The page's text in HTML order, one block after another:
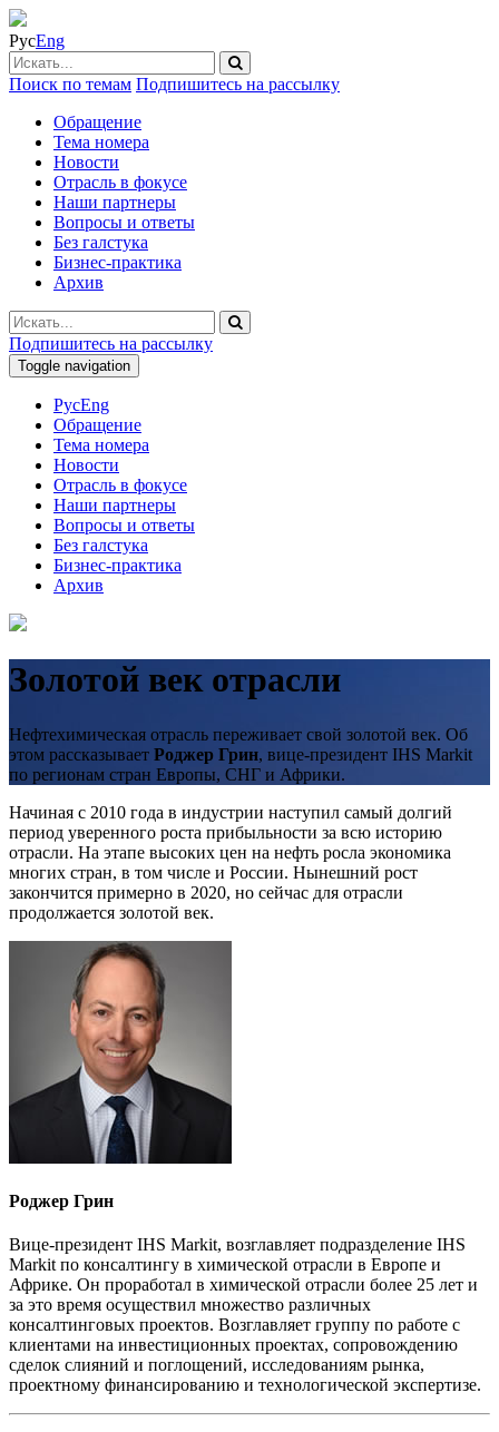
РусEng
Поиск по темам Подпишитесь на рассылку
Обращение
Тема номера
Новости
Отрасль в фокусе
Наши партнеры
Вопросы и ответы
Без галстука
Бизнес-практика
Архив
Подпишитесь на рассылку
Toggle navigation
РусEng
Обращение
Тема номера
Новости
Отрасль в фокусе
Наши партнеры
Вопросы и ответы
Без галстука
Бизнес-практика
Архив
Золотой век отрасли
Нефтехимическая отрасль переживает свой золотой век. Об
этом рассказывает Роджер Грин, вице-президент IHS Markit
по регионам стран Европы, СНГ и Африки.
Начиная с 2010 года в индустрии наступил самый долгий
период уверенного роста прибыльности за всю историю
отрасли. На этапе высоких цен на нефть росла экономика
многих стран, в том числе и России. Нынешний рост
закончится примерно в 2020, но сейчас для отрасли
продолжается золотой век.
Роджер Грин
Вице-президент IHS Markit, возглавляет подразделение IHS
Markit по консалтингу в химической отрасли в Европе и
Африке. Он проработал в химической отрасли более 25 лет и
за это время осуществил множество различных
консалтинговых проектов. Возглавляет группу по работе с
клиентами на инвестиционных проектах, сопровождению
сделок слияний и поглощений, исследованиям рынка,
проектному финансированию и технологической экспертизе.